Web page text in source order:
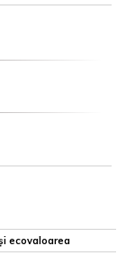
ecovaloarea